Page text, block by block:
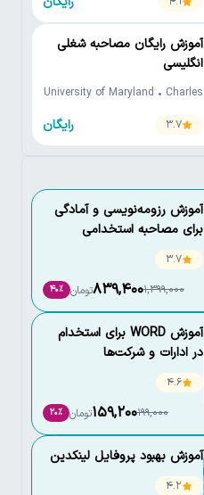
آموزش رایگان مصاحبه شغلی
انگلیسی
University of Maryland • Charles
3.7
رایگان
آموزش رزومه‌نویسی و آمادگی
برای مصاحبه استخدامی
3.7
1,399,000
839,400تومان 40٪
آموزش WORD برای استخدام
در ادارات و شرکت‌ها
4.6
199,000
159,200تومان 20٪
آموزش بهبود پروفایل لینکدین
4.2